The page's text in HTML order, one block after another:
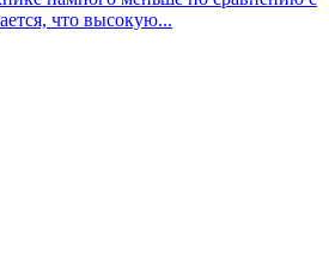
что высокую...